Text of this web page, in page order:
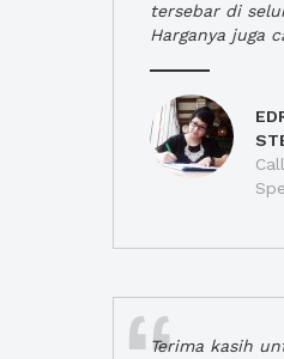
tersebar di
Harganya juga
Terima kasih